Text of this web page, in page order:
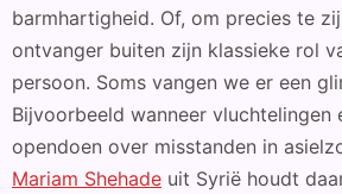
barmhartigheid. Of, om precies te
ontvanger buiten zijn klassieke rol
persoon. Soms vangen we er een
Bijvoorbeeld wanneer vluchtelingen
opendoen over misstanden in
Mariam Shehade uit Syrië houdt